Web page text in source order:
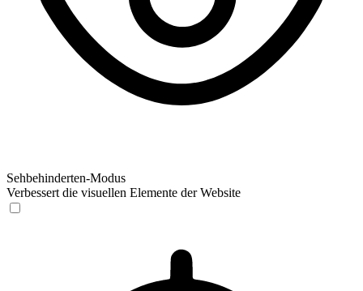
Sehbehinderten-Modus
Verbessert die visuellen Elemente der Website